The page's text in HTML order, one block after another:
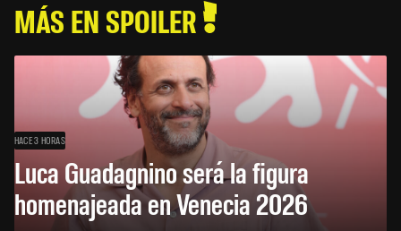
MÁS EN SPOILER
HACE 3 HORAS
Luca Guadagnino será la figura
homenajeada en Venecia 2026